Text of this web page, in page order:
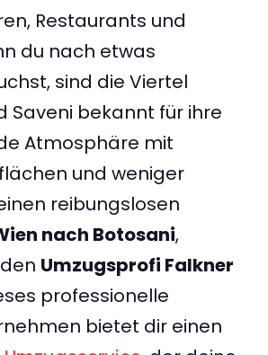
Restaurants und
du nach etwas
sind die Viertel
Saveni bekannt für ihre
Atmosphäre mit
und weniger
reibungslosen
nach Botosani,
Umzugsprofi Falkner
professionelle
bietet dir einen